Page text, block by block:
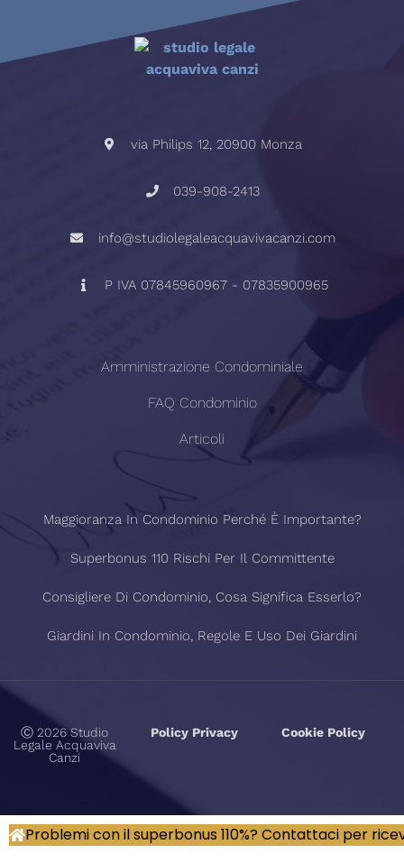
via Philips 12, 20900 Monza
039-908-2413
info@studiolegaleacquavivacanzi.com
P IVA 07845960967 - 07835900965
Amministrazione Condominiale
FAQ Condominio
Articoli
Maggioranza In Condominio Perché È Importante?
Superbonus 110 Rischi Per Il Committente
Consigliere Di Condominio, Cosa Significa Esserlo?
Giardini In Condominio, Regole E Uso Dei Giardini
Ⓒ 2026 Studio
Legale Acquaviva
Canzi
Policy Privacy Cookie Policy
Problemi con il superbonus 110%? Contattaci per